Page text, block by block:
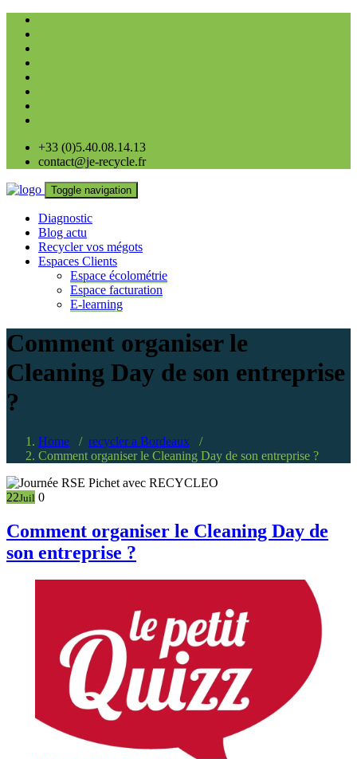
+33 (0)5.40.08.14.13
contact@je-recycle.fr
Toggle navigation
Diagnostic
Blog actu
Recycler vos mégots
Espaces Clients
Espace écolométrie
Espace facturation
E-learning
Comment organiser le
Cleaning Day de son entreprise
?
Home / recycler a Bordeaux /
Comment organiser le Cleaning Day de son entreprise ?
22Juil 0
Comment organiser le Cleaning Day de
son entreprise ?